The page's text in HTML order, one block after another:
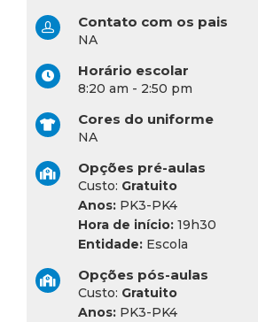
Contato com os pais
NA
Horário escolar
8:20 am - 2:50 pm
Cores do uniforme
NA
Opções pré-aulas
Custo: Gratuito
Anos: PK3-PK4
Hora de início: 19h30
Entidade: Escola
Opções pós-aulas
Custo: Gratuito
Anos: PK3-PK4